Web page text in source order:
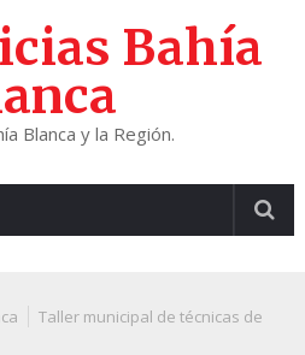
Bahía
Blanca y la Región.
Taller municipal de técnicas de